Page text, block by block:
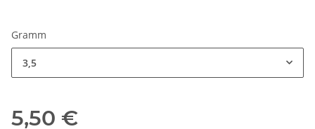
Gramm
3,5
5,50 €